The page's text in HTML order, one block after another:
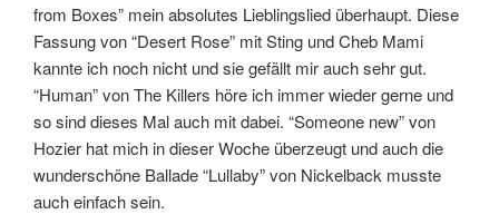
from Boxes” mein absolutes Lieblingslied überhaupt. Diese
Fassung von “Desert Rose” mit Sting und Cheb Mami
kannte ich noch nicht und sie gefällt mir auch sehr gut.
“Human” von The Killers höre ich immer wieder gerne und
so sind dieses Mal auch mit dabei. “Someone new” von
Hozier hat mich in dieser Woche überzeugt und auch die
wunderschöne Ballade “Lullaby” von Nickelback musste
auch einfach sein.